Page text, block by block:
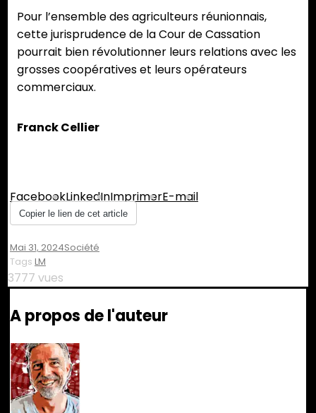
Pour l’ensemble des agriculteurs réunionnais,
cette jurisprudence de la Cour de Cassation
pourrait bien révolutionner leurs relations avec les
grosses coopératives et leurs opérateurs
commerciaux.
Franck Cellier
FacebookLinkedInImprimerE-mail
Copier le lien de cet article
Mai 31, 2024Société
Tags LM
3777 vues
A propos de l'auteur